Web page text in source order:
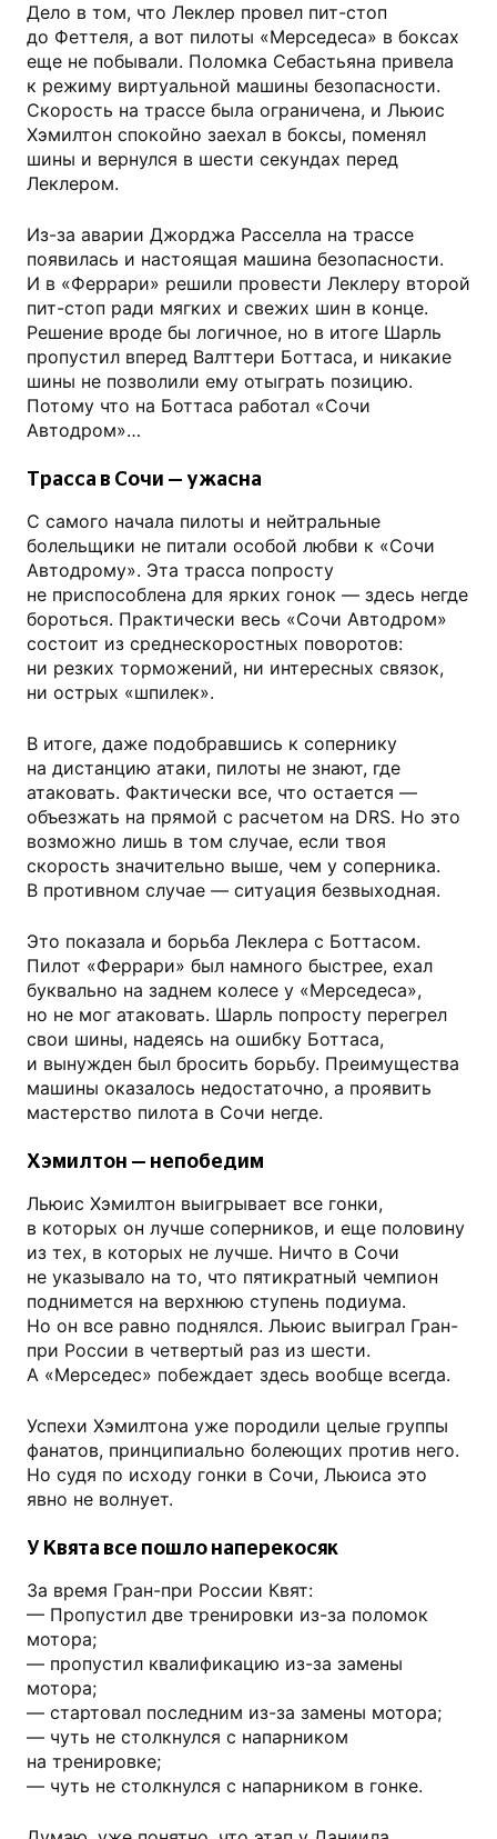
Дело в том, что Леклер провел пит-стоп
до Феттеля, а вот пилоты «Мерседеса» в боксах
еще не побывали. Поломка Себастьяна привела
к режиму виртуальной машины безопасности.
Скорость на трассе была ограничена, и Льюис
Хэмилтон спокойно заехал в боксы, поменял
шины и вернулся в шести секундах перед
Леклером.
Из-за аварии Джорджа Расселла на трассе
появилась и настоящая машина безопасности.
И в «Феррари» решили провести Леклеру второй
пит-стоп ради мягких и свежих шин в конце.
Решение вроде бы логичное, но в итоге Шарль
пропустил вперед Валттери Боттаса, и никакие
шины не позволили ему отыграть позицию.
Потому что на Боттаса работал «Сочи
Автодром»…
Трасса в Сочи — ужасна
С самого начала пилоты и нейтральные
болельщики не питали особой любви к «Сочи
Автодрому». Эта трасса попросту
не приспособлена для ярких гонок — здесь негде
бороться. Практически весь «Сочи Автодром»
состоит из среднескоростных поворотов:
ни резких торможений, ни интересных связок,
ни острых «шпилек».
В итоге, даже подобравшись к сопернику
на дистанцию атаки, пилоты не знают, где
атаковать. Фактически все, что остается —
объезжать на прямой с расчетом на DRS. Но это
возможно лишь в том случае, если твоя
скорость значительно выше, чем у соперника.
В противном случае — ситуация безвыходная.
Это показала и борьба Леклера с Боттасом.
Пилот «Феррари» был намного быстрее, ехал
буквально на заднем колесе у «Мерседеса»,
но не мог атаковать. Шарль попросту перегрел
свои шины, надеясь на ошибку Боттаса,
и вынужден был бросить борьбу. Преимущества
машины оказалось недостаточно, а проявить
мастерство пилота в Сочи негде.
Хэмилтон — непобедим
Льюис Хэмилтон выигрывает все гонки,
в которых он лучше соперников, и еще половину
из тех, в которых не лучше. Ничто в Сочи
не указывало на то, что пятикратный чемпион
поднимется на верхнюю ступень подиума.
Но он все равно поднялся. Льюис выиграл Гран-
при России в четвертый раз из шести.
А «Мерседес» побеждает здесь вообще всегда.
Успехи Хэмилтона уже породили целые группы
фанатов, принципиально болеющих против него.
Но судя по исходу гонки в Сочи, Льюиса это
явно не волнует.
У Квята все пошло наперекосяк
За время Гран-при России Квят:
— Пропустил две тренировки из-за поломок
мотора;
— пропустил квалификацию из-за замены
мотора;
— стартовал последним из-за замены мотора;
— чуть не столкнулся с напарником
на тренировке;
— чуть не столкнулся с напарником в гонке.